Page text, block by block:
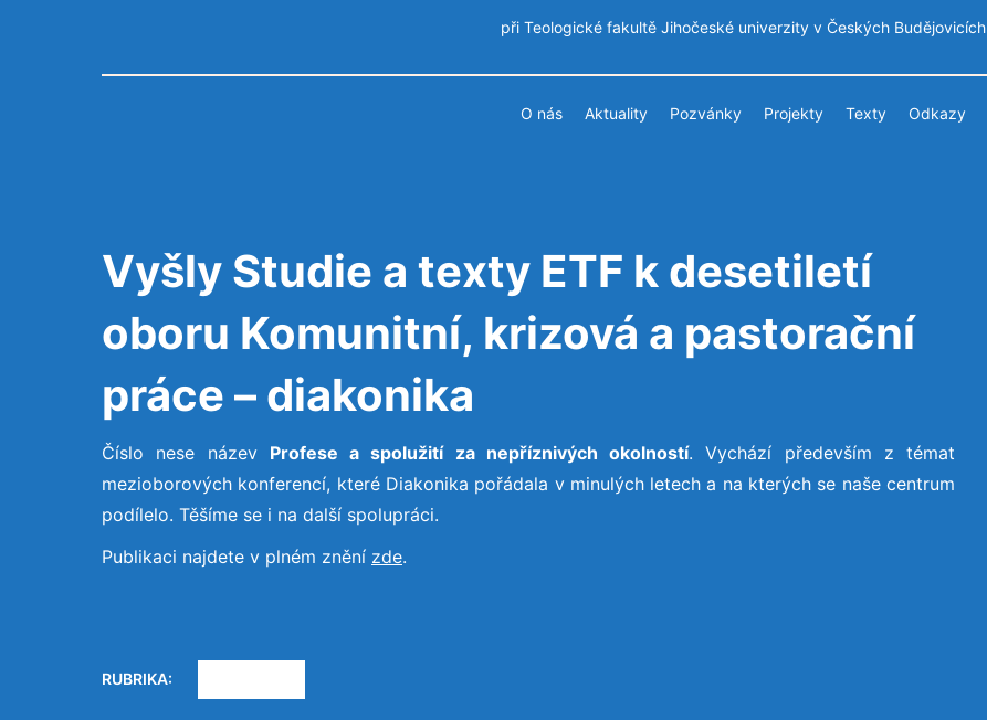
při Teologické fakultě Jihočeské univerzity v Českých Budějovicích
O nás Aktuality Pozvánky Projekty Texty Odkazy
Vyšly Studie a texty ETF k desetiletí
oboru Komunitní, krizová a pastorační
práce – diakonika
Číslo nese název Profese a spolužití za nepříznivých okolností. Vychází především z témat
mezioborových konferencí, které Diakonika pořádala v minulých letech a na kterých se naše centrum
podílelo. Těšíme se i na další spolupráci.
Publikaci najdete v plném znění zde.
RUBRIKA: